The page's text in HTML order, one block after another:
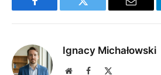
Facebook Twitter Email
Ignacy Michałowski
WebsiteFacebook